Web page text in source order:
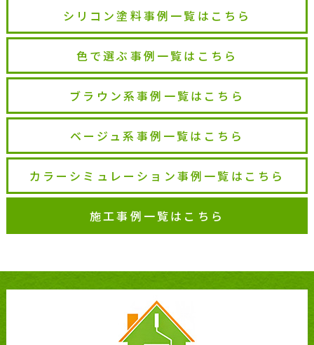
シリコン塗料事例一覧はこちら
色で選ぶ事例一覧はこちら
ブラウン系事例一覧はこちら
ベージュ系事例一覧はこちら
カラーシミュレーション事例一覧はこちら
施工事例一覧はこちら